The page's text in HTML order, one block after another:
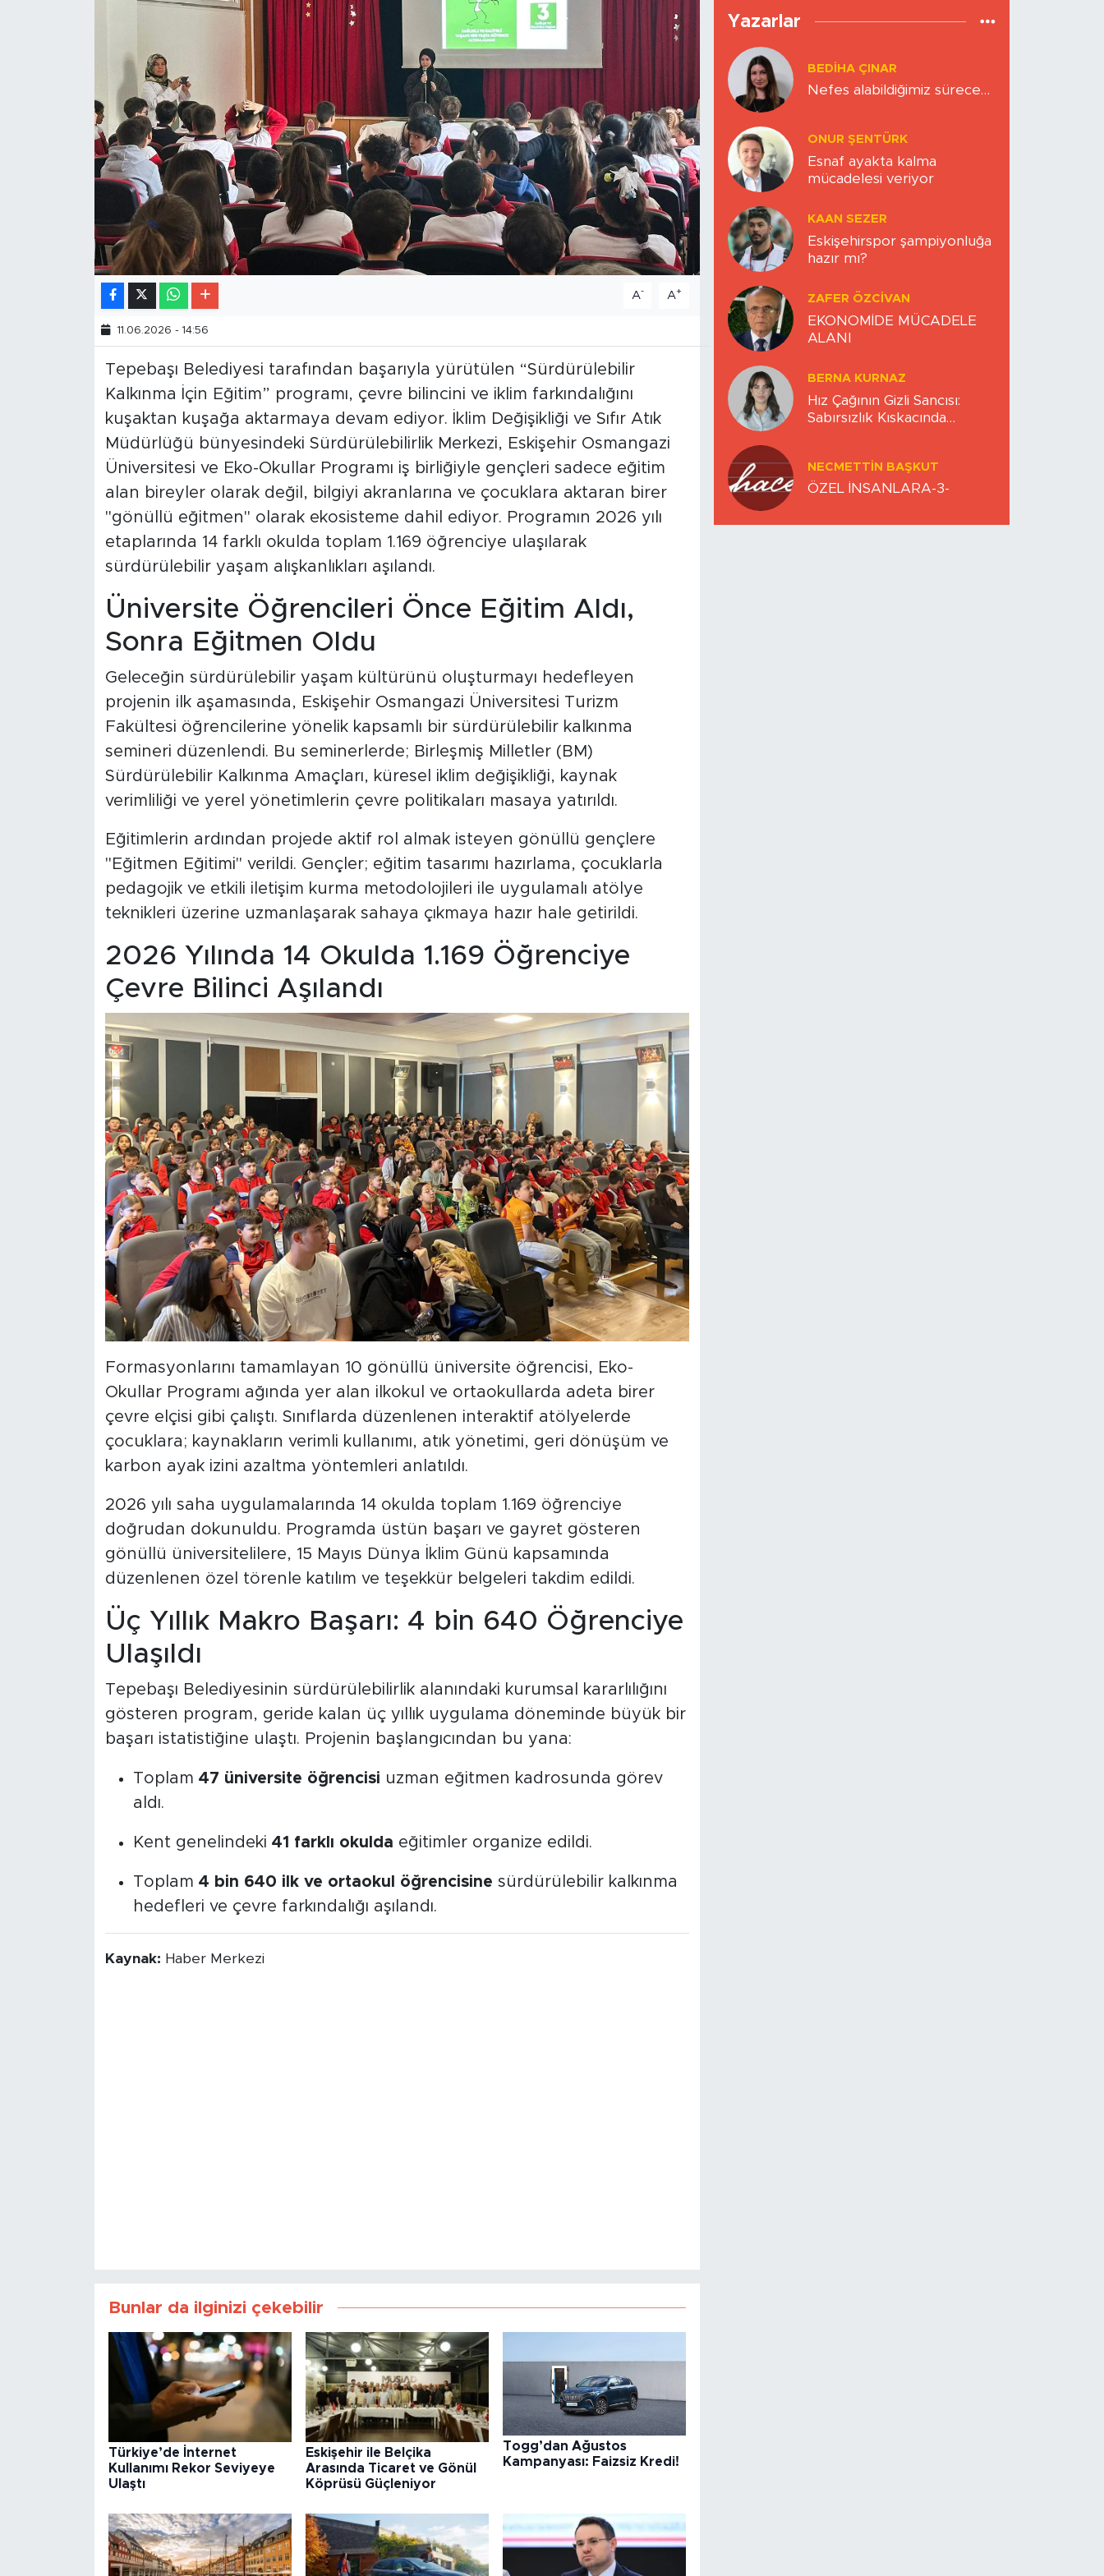
A- A+
11.06.2026 - 14:56
Tepebaşı Belediyesi tarafından başarıyla yürütülen “Sürdürülebilir
Kalkınma İçin Eğitim” programı, çevre bilincini ve iklim farkındalığını
kuşaktan kuşağa aktarmaya devam ediyor. İklim Değişikliği ve Sıfır Atık
Müdürlüğü bünyesindeki Sürdürülebilirlik Merkezi, Eskişehir Osmangazi
Üniversitesi ve Eko-Okullar Programı iş birliğiyle gençleri sadece eğitim
alan bireyler olarak değil, bilgiyi akranlarına ve çocuklara aktaran birer
"gönüllü eğitmen" olarak ekosisteme dahil ediyor. Programın 2026 yılı
etaplarında 14 farklı okulda toplam 1.169 öğrenciye ulaşılarak
sürdürülebilir yaşam alışkanlıkları aşılandı.
Üniversite Öğrencileri Önce Eğitim Aldı,
Sonra Eğitmen Oldu
Geleceğin sürdürülebilir yaşam kültürünü oluşturmayı hedefleyen
projenin ilk aşamasında, Eskişehir Osmangazi Üniversitesi Turizm
Fakültesi öğrencilerine yönelik kapsamlı bir sürdürülebilir kalkınma
semineri düzenlendi. Bu seminerlerde; Birleşmiş Milletler (BM)
Sürdürülebilir Kalkınma Amaçları, küresel iklim değişikliği, kaynak
verimliliği ve yerel yönetimlerin çevre politikaları masaya yatırıldı.
Eğitimlerin ardından projede aktif rol almak isteyen gönüllü gençlere
"Eğitmen Eğitimi" verildi. Gençler; eğitim tasarımı hazırlama, çocuklarla
pedagojik ve etkili iletişim kurma metodolojileri ile uygulamalı atölye
teknikleri üzerine uzmanlaşarak sahaya çıkmaya hazır hale getirildi.
2026 Yılında 14 Okulda 1.169 Öğrenciye
Çevre Bilinci Aşılandı
Formasyonlarını tamamlayan 10 gönüllü üniversite öğrencisi, Eko-
Okullar Programı ağında yer alan ilkokul ve ortaokullarda adeta birer
çevre elçisi gibi çalıştı. Sınıflarda düzenlenen interaktif atölyelerde
çocuklara; kaynakların verimli kullanımı, atık yönetimi, geri dönüşüm ve
karbon ayak izini azaltma yöntemleri anlatıldı.
2026 yılı saha uygulamalarında 14 okulda toplam 1.169 öğrenciye
doğrudan dokunuldu. Programda üstün başarı ve gayret gösteren
gönüllü üniversitelilere, 15 Mayıs Dünya İklim Günü kapsamında
düzenlenen özel törenle katılım ve teşekkür belgeleri takdim edildi.
Üç Yıllık Makro Başarı: 4 bin 640 Öğrenciye
Ulaşıldı
Tepebaşı Belediyesinin sürdürülebilirlik alanındaki kurumsal kararlılığını
gösteren program, geride kalan üç yıllık uygulama döneminde büyük bir
başarı istatistiğine ulaştı. Projenin başlangıcından bu yana:
Toplam 47 üniversite öğrencisi uzman eğitmen kadrosunda görev
aldı.
Kent genelindeki 41 farklı okulda eğitimler organize edildi.
Toplam 4 bin 640 ilk ve ortaokul öğrencisine sürdürülebilir kalkınma
hedefleri ve çevre farkındalığı aşılandı.
Kaynak: Haber Merkezi
Bunlar da ilginizi çekebilir
Türkiye’de İnternet
Kullanımı Rekor Seviyeye
Ulaştı
Eskişehir ile Belçika
Arasında Ticaret ve Gönül
Köprüsü Güçleniyor
Togg’dan Ağustos
Kampanyası: Faizsiz Kredi!
Yazarlar
BEDIHA ÇINAR
Nefes alabildiğimiz sürece…
ONUR ŞENTÜRK
Esnaf ayakta kalma
mücadelesi veriyor
KAAN SEZER
Eskişehirspor şampiyonluğa
hazır mı?
ZAFER ÖZCIVAN
EKONOMİDE MÜCADELE
ALANI
BERNA KURNAZ
Hız Çağının Gizli Sancısı:
Sabırsızlık Kıskacında
NECMETTIN BAŞKUT
ÖZEL İNSANLARA-3-